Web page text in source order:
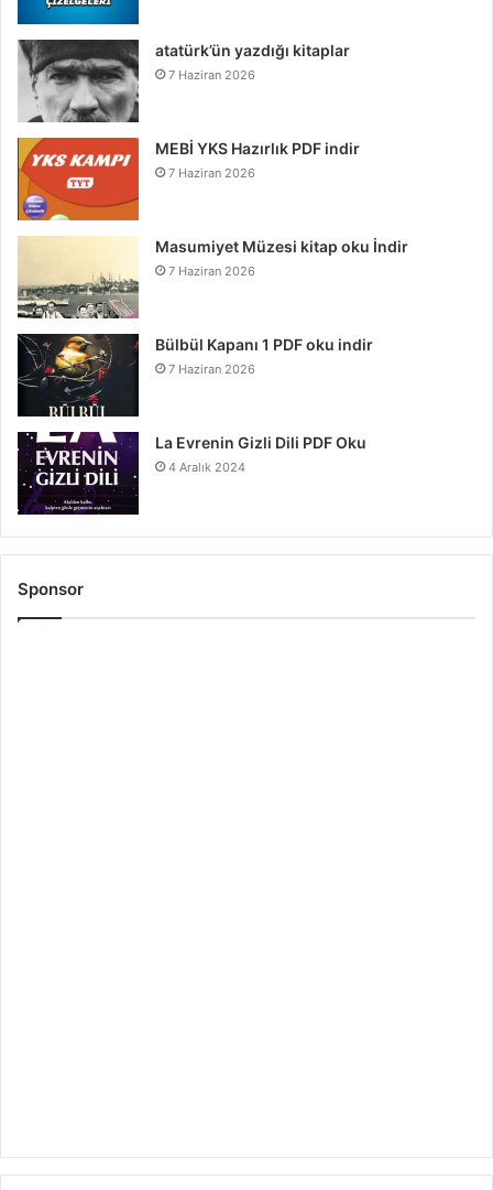
atatürk’ün yazdığı kitaplar
7 Haziran 2026
MEBİ YKS Hazırlık PDF indir
7 Haziran 2026
Masumiyet Müzesi kitap oku İndir
7 Haziran 2026
Bülbül Kapanı 1 PDF oku indir
7 Haziran 2026
La Evrenin Gizli Dili PDF Oku
4 Aralık 2024
Sponsor